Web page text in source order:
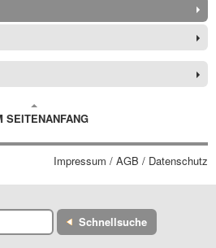
SEITENANFANG
Impressum / AGB / Datenschutz
Schnellsuche